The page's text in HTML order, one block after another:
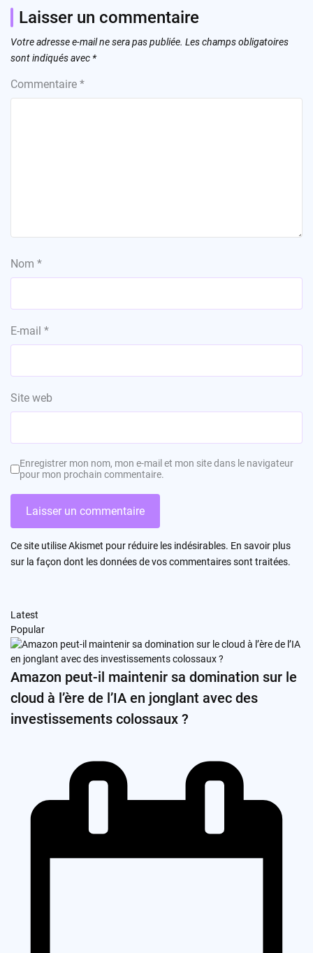
Laisser un commentaire
Votre adresse e-mail ne sera pas publiée. Les champs obligatoires
sont indiqués avec *
Commentaire *
Nom *
E-mail *
Site web
Enregistrer mon nom, mon e-mail et mon site dans le navigateur
pour mon prochain commentaire.
Ce site utilise Akismet pour réduire les indésirables. En savoir plus
sur la façon dont les données de vos commentaires sont traitées.
Latest
Popular
Amazon peut-il maintenir sa domination sur le
cloud à l’ère de l’IA en jonglant avec des
investissements colossaux ?